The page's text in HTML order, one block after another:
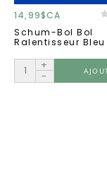
14,99$CA
Schum-Bol Bol
Ralentisseur Bleu
+
-